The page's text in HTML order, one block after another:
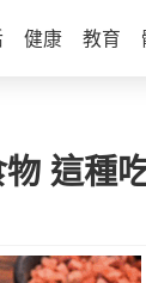
健康 教育
這種